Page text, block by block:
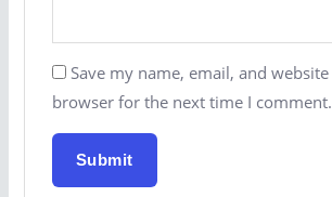
Save my name, email, and
browser for the next time I comment.